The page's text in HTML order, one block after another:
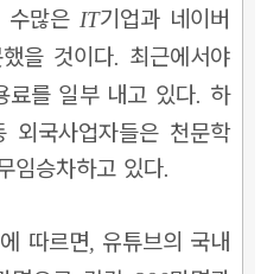
수많은 IT기업과 네이버
을 것이다. 최근에서야
료를 일부 내고 있다. 하
국사업자들은 천문학
임승차하고 있다.
따르면, 유튜브의 국내